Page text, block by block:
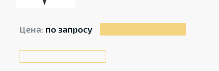
Цена: по запросу